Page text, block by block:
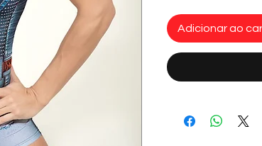
Adicionar ao